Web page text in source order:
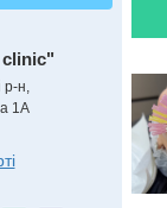
р-н,
1А